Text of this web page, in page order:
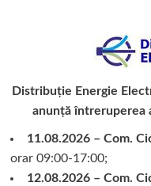
Distribuție Energie
anunță întreruperea
11.08.2026 – Com.
orar 09:00-17:00;
12.08.2026 – Com.